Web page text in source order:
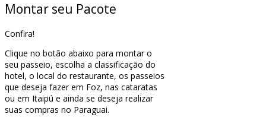
Montar seu Pacote
Confira!
Clique no botão abaixo para montar o
seu passeio, escolha a classificação do
hotel, o local do restaurante, os passeios
que deseja fazer em Foz, nas cataratas
ou em Itaipú e ainda se deseja realizar
suas compras no Paraguai.